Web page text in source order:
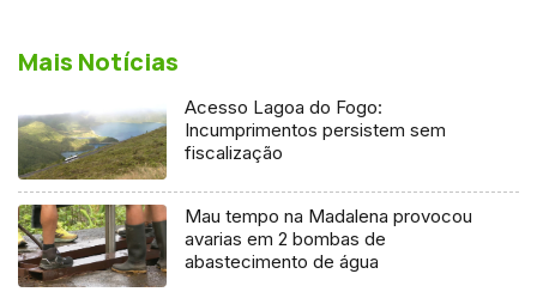
Mais Notícias
Acesso Lagoa do Fogo:
Incumprimentos persistem sem
fiscalização
Mau tempo na Madalena provocou
avarias em 2 bombas de
abastecimento de água